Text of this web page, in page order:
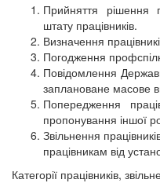
Прийняття рішення
штату працівників.
Визначення
Погодження
Повідомлення
заплановане масове
Попередження
пропонування іншої
Звільнення
працівникам від
Категорії працівників,